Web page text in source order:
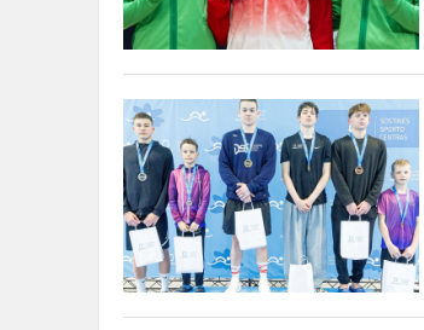
Vilniaus
miesto
plaukimo
čempionate